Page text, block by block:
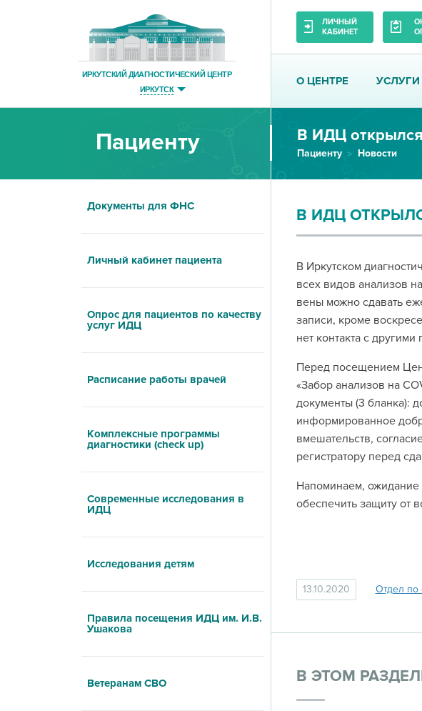
ИРКУТСКИЙ ДИАГНОСТИЧЕСКИЙ ЦЕНТР
ИРКУТСК
ЛИЧНЫЙ
КАБИНЕТ
О ЦЕНТРЕ
Пациенту Пациенту Новости
Документы для ФНС
Личный кабинет пациента
Опрос для пациентов по качеству
услуг ИДЦ
Расписание работы врачей
Комплексные программы
диагностики (check up)
Современные исследования в
ИДЦ
Исследования детям
Правила посещения ИДЦ им. И.В.
Ушакова
Ветеранам СВО
В ИДЦ
В Иркутском
всех видов анализов
вены можно сдавать
записи, кроме
нет контакта с другими
Перед посещением
«Забор анализов на
документы (3 бланка):
информированное
вмешательств,
регистратору перед
Напоминаем, ожидание
обеспечить защиту от
13.10.2020 Отдел по
В ЭТОМ